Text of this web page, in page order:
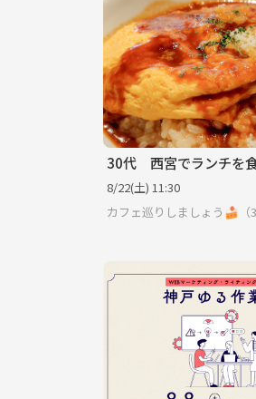
30代 西宮でランチを
8/22(土) 11:30
カフェ巡りしましょう🍰（